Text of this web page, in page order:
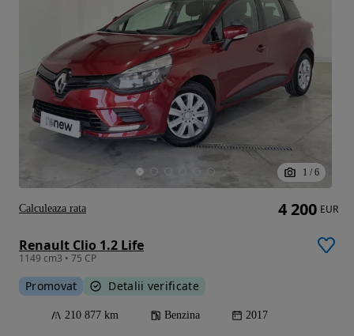
1 / 6
Renault Clio 1.2 Life
1149 cm3 • 75 CP
Promovat Detalii verificate
210 877 km Benzina 2017
4 200 EUR
Calculeaza rata